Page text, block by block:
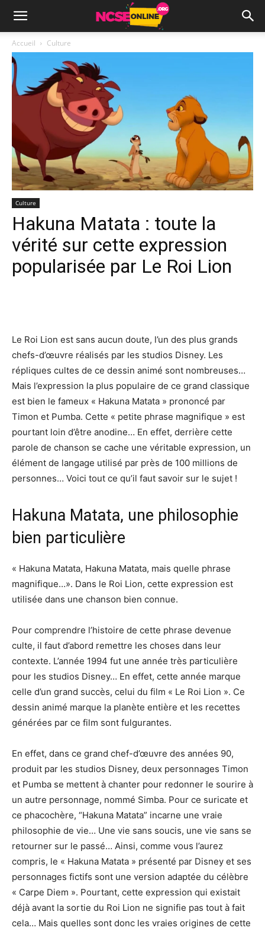
Accueil Culture
Culture
Hakuna Matata : toute la
vérité sur cette expression
popularisée par Le Roi Lion
Le Roi Lion est sans aucun doute, l’un des plus grands
chefs-d’œuvre réalisés par les studios Disney. Les
répliques cultes de ce dessin animé sont nombreuses…
Mais l’expression la plus populaire de ce grand classique
est bien le fameux « Hakuna Matata » prononcé par
Timon et Pumba. Cette « petite phrase magnifique » est
pourtant loin d’être anodine… En effet, derrière cette
parole de chanson se cache une véritable expression, un
élément de langage utilisé par près de 100 millions de
personnes… Voici tout ce qu’il faut savoir sur le sujet !
Hakuna Matata, une philosophie
bien particulière
« Hakuna Matata, Hakuna Matata, mais quelle phrase
magnifique…». Dans le Roi Lion, cette expression est
utilisée dans une chanson bien connue.
Pour comprendre l’histoire de cette phrase devenue
culte, il faut d’abord remettre les choses dans leur
contexte. L’année 1994 fut une année très particulière
pour les studios Disney… En effet, cette année marque
celle d’un grand succès, celui du film « Le Roi Lion ». Ce
dessin animé marque la planète entière et les recettes
générées par ce film sont fulgurantes.
En effet, dans ce grand chef-d’œuvre des années 90,
produit par les studios Disney, deux personnages Timon
et Pumba se mettent à chanter pour redonner le sourire à
un autre personnage, nommé Simba. Pour ce suricate et
ce phacochère, “Hakuna Matata” incarne une vraie
philosophie de vie… Une vie sans soucis, une vie sans se
retourner sur le passé… Ainsi, comme vous l’aurez
compris, le « Hakuna Matata » présenté par Disney et ses
personnages fictifs sont une version adaptée du célèbre
« Carpe Diem ». Pourtant, cette expression qui existait
déjà avant la sortie du Roi Lion ne signifie pas tout à fait
cela… Mais quelles sont donc les vraies origines de cette